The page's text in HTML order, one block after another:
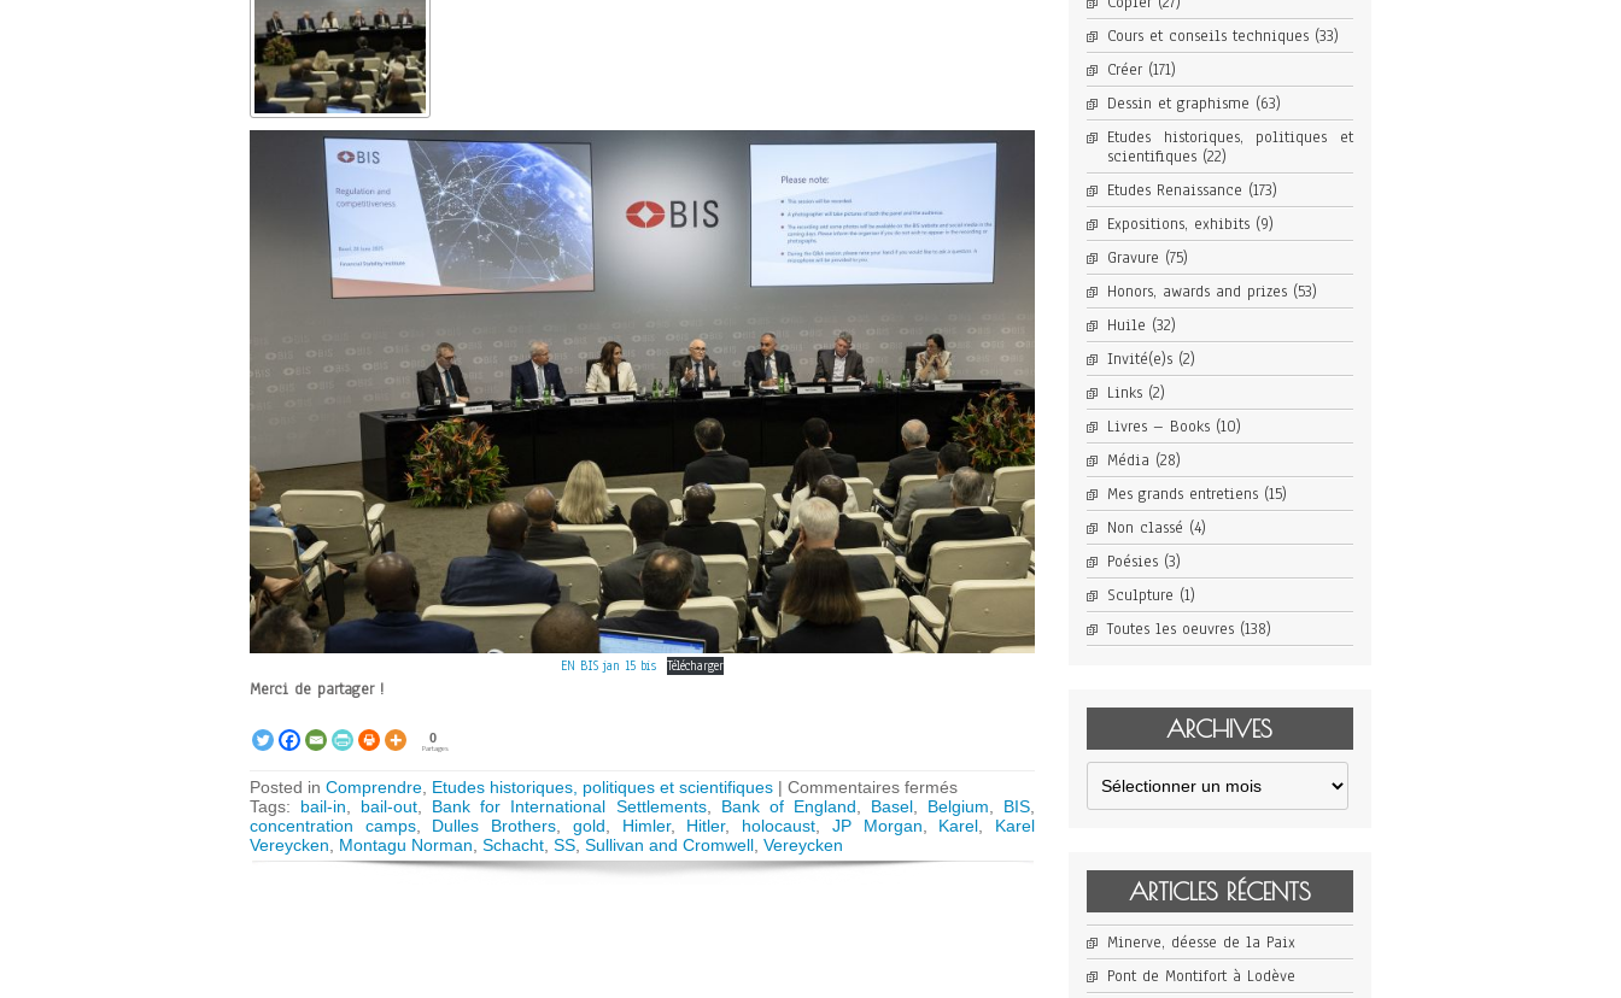
EN BIS jan 15 bis Télécharger
Merci de partager !
0
Partages
Posted in Comprendre Etudes historiques, politiques et scientifiques | Commentaires ferméssur
The
Bank
International
Tags: bail-in bail-out Bank for International Settlements, Bank of England Basel, Belgium BIS
concentration camps, Dulles Brothers gold Himler, Hitler, holocaust JP Morgan Karel
Karel
Vereycken
Montagu Norman Schacht SS Sullivan and Cromwell Vereycken
Cours et conseils techniques(33)
Créer(171)
Dessin et graphisme (63)
Etudes historiques, politiques et
scientifiques(22)
Etudes Renaissance (173)
Expositions, exhibits(9)
Gravure (75)
Honors, awards and prizes(53)
Huile (32)
Invité(e)s(2)
Links(2)
Livres – Books(10)
Média (28)
Mes grands entretiens(15)
Non classé (4)
Poésies(3)
Sculpture (1)
Toutes les oeuvres(138)
ARCHIVES
Archives
ARTICLES RÉCENTS
Minerve, déesse de la Paix
Pont de Montifort à Lodève